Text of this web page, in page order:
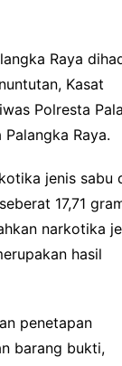
Raya
Kasat
Polresta
Raya.
jenis sabu
17,71
narkotika
hasil
penetapan
barang bukti,